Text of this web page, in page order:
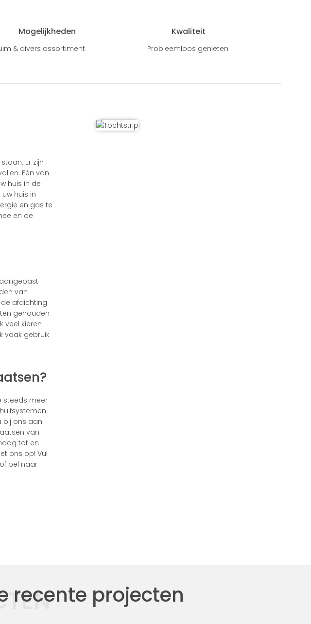
Mogelijkheden
& divers assortiment
Kwaliteit
Probleemloos genieten
Er zijn
Eén van
huis in de
huis in
en gas te
en de
van
afdichting
gehouden
veel kieren
vaak gebruik
steeds meer
bij ons aan
van
tot en
ons op! Vul
of bel naar
recente projecten